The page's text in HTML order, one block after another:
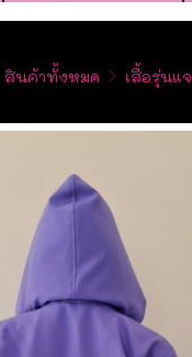
สินค้าทั้งหมด เสื้อรุ่นแ